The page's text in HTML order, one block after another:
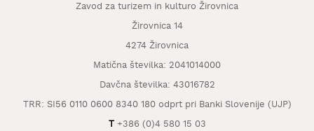
Zavod za turizem in kulturo Žirovnica
Žirovnica 14
4274 Žirovnica
Matična številka: 2041014000
Davčna številka: 43016782
TRR: SI56 0110 0600 8340 180 odprt pri Banki Slovenije (UJP)
T+386 (0)4 580 15 03